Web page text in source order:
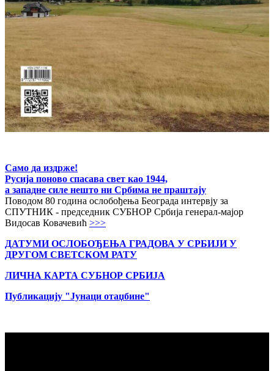
Само да издрже!
Русија поново спасава свет као 1944,
а западне силе нешто ни Србима не праштају
Поводом 80 година ослобођења Београда интервју за
СПУТНИК - председник СУБНОР Србија генерал-мајор
Видосав Ковачевић >>>
ДАТУМИ ОСЛОБОЂЕЊА ГРАДОВА У СРБИЈИ У
ДРУГОМ СВЕТСКОМ РАТУ
ЛИЧНА КАРТА СУБНОР СРБИЈА
Публикацију "Јунаци отаџбине"